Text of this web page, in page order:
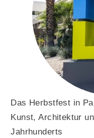
Das Herbstfest in
Kunst, Architektur
Jahrhunderts